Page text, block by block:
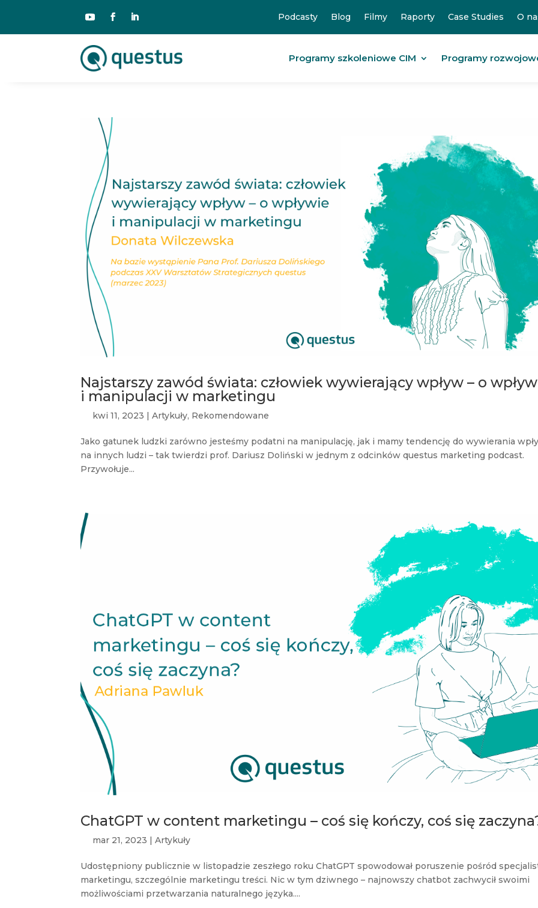
Podcasty Blog Filmy Raporty Case Studies O
Programy szkoleniowe CIM Programy
Najstarszy zawód świata: człowiek wywierający wpływ – o
i manipulacji w marketingu
kwi 11, 2023 |Artykuły, Rekomendowane
Jako gatunek ludzki zarówno jesteśmy podatni na manipulację, jak i mamy tendencję do wywierania
na innych ludzi – tak twierdzi prof. Dariusz Doliński w jednym z odcinków questus marketing podcast.
Przywołuje...
ChatGPT w content marketingu – coś się kończy, coś się
mar 21, 2023 |Artykuły
Udostępniony publicznie w listopadzie zeszłego roku ChatGPT spowodował poruszenie pośród
marketingu, szczególnie marketingu treści. Nic w tym dziwnego – najnowszy chatbot zachwycił swoimi
możliwościami przetwarzania naturalnego języka....